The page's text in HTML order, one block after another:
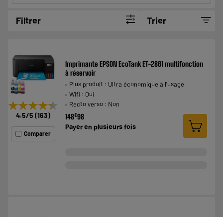
Filtrer Trier
★★★★★
★★★★★
4.5/5 (163)
Comparer
Imprimante EPSON EcoTank ET-2861 multifonction
à réservoir
Plus produit : Ultra économique à l'usage
Wifi : Oui
Recto verso : Non
148€98
Payer en plusieurs fois